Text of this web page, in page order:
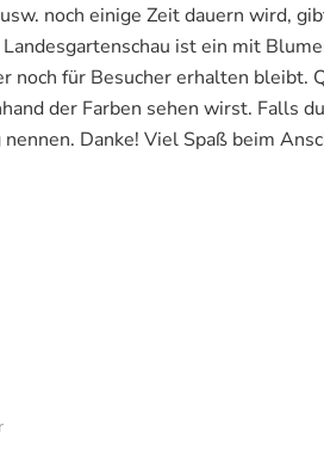
noch einige Zeit dauern wird,
ist ein mit
noch für Besucher erhalten bleibt.
der Farben sehen wirst. Falls
Danke! Viel Spaß beim